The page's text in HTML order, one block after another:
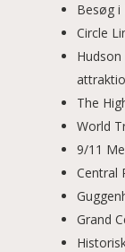
Besøg i
Circle
Hudson
The
World
9/11
Central
Grand